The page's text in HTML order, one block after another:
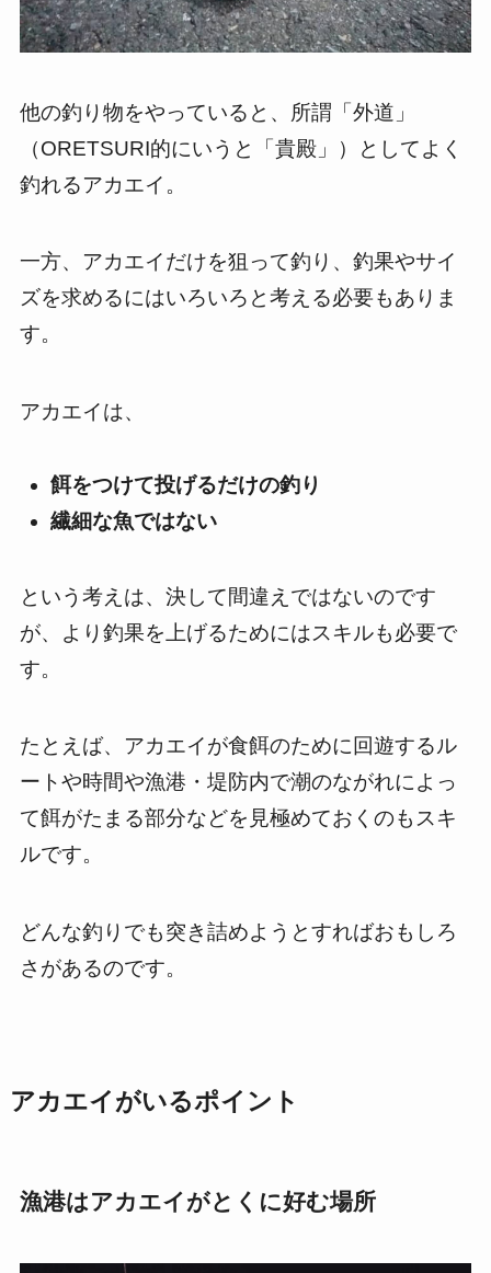
他の釣り物をやっていると、所謂「外道」
（ORETSURI的にいうと「貴殿」）としてよく
釣れるアカエイ。
一方、アカエイだけを狙って釣り、釣果やサイ
ズを求めるにはいろいろと考える必要もありま
す。
アカエイは、
餌をつけて投げるだけの釣り
繊細な魚ではない
という考えは、決して間違えではないのです
が、より釣果を上げるためにはスキルも必要で
す。
たとえば、アカエイが食餌のために回遊するル
ートや時間や漁港・堤防内で潮のながれによっ
て餌がたまる部分などを見極めておくのもスキ
ルです。
どんな釣りでも突き詰めようとすればおもしろ
さがあるのです。
アカエイがいるポイント
漁港はアカエイがとくに好む場所